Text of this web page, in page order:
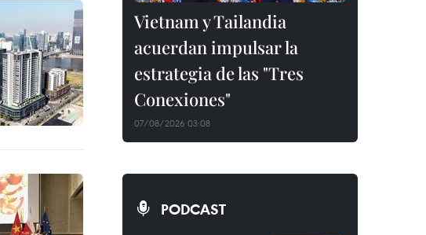
Vietnam y Tailandia
acuerdan impulsar la
estrategia de las "Tres
Conexiones"
07/08/2026 03:08
PODCAST